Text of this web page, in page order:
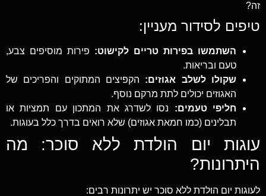
זה?
טיפים לסידור מעניין:
השתמשו בפירות טריים לקישוט: פירות מוסיפים צבע,
טעם ובריאות.
שקולו לשלב אגוזים: הקפיצים המתוקים והפריכים של
האגוזים יכולים לתת מרקם נוסף.
חליפי טעמים: נסו לשדרג את המתכון עם תמציות או
תבלינים (כמו חמאת אגוזים) שלא רואים בדרך כלל בעוגות.
עוגות יום הולדת ללא סוכר: מה
היתרונות?
לעוגות יום הולדת ללא סוכר יש יתרונות רבים: